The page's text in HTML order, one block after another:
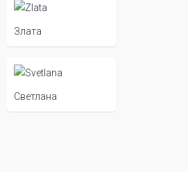
Злата
Светлана